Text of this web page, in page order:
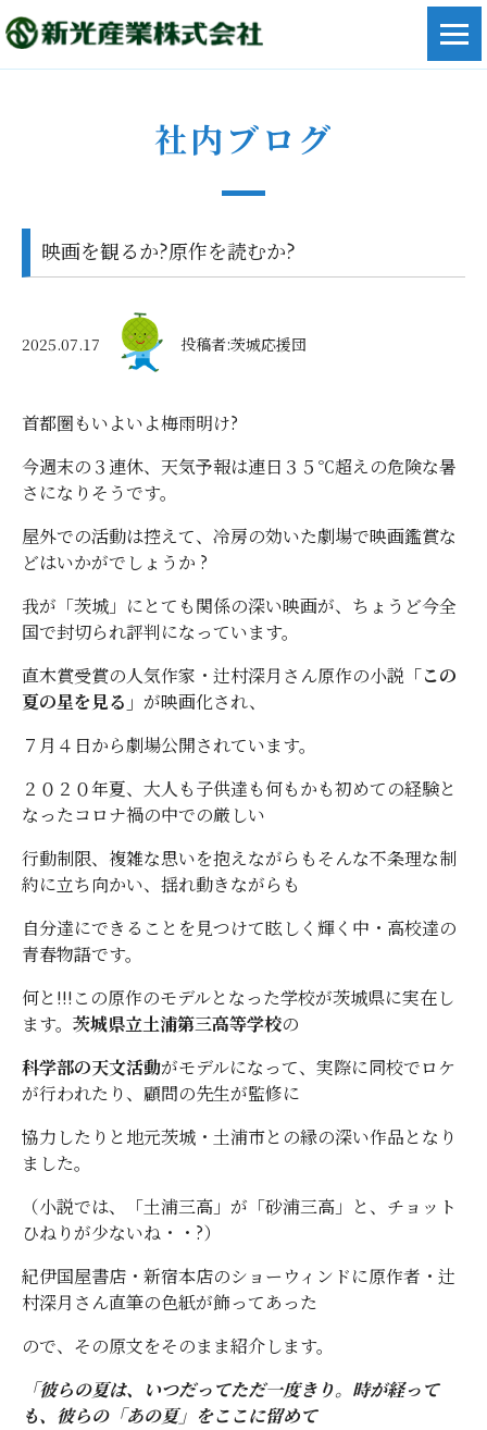
社内ブログ
映画を観るか?原作を読むか?
2025.07.17 投稿者:茨城応援団
首都圏もいよいよ梅雨明け?
今週末の３連休、天気予報は連日３５℃超えの危険な暑
さになりそうです。
屋外での活動は控えて、冷房の効いた劇場で映画鑑賞な
どはいかがでしょうか ?
我が「茨城」にとても関係の深い映画が、ちょうど今全
国で封切られ評判になっています。
直木賞受賞の人気作家・辻村深月さん原作の小説 「この
夏の星を見る」 が映画化され、
７月４日から劇場公開されています。
２０２０年夏、大人も子供達も何もかも初めての経験と
なったコロナ禍の中での厳しい
行動制限、複雑な思いを抱えながらもそんな不条理な制
約に立ち向かい、揺れ動きながらも
自分達にできることを見つけて眩しく輝く中・高校達の
青春物語です。
何と!!!この原作のモデルとなった学校が茨城県に実在し
ます。 茨城県立土浦第三高等学校の
科学部の天文活動がモデルになって、実際に同校でロケ
が行われたり、顧問の先生が監修に
協力したりと地元茨城・土浦市との縁の深い作品となり
ました。
（小説では、「土浦三高」が「砂浦三高」と、チョット
ひねりが少ないね・・?）
紀伊国屋書店・新宿本店のショーウィンドに原作者・辻
村深月さん直筆の色紙が飾ってあった
ので、その原文をそのまま紹介します。
「彼らの夏は、いつだってただ一度きり。時が経って
も、彼らの「あの夏」をここに留めて